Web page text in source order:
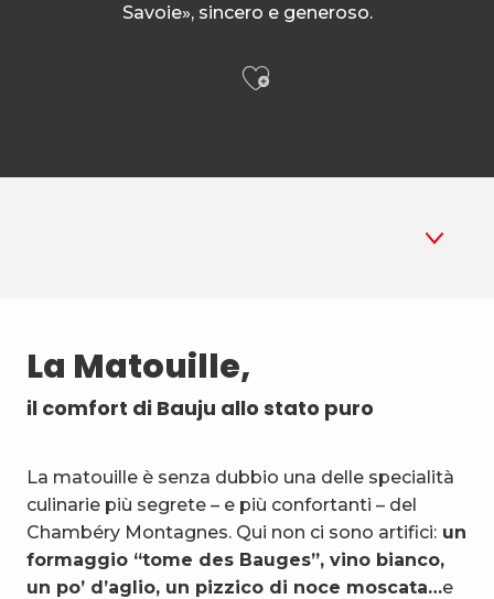
Savoie», sincero e generoso.
Ajouter aux
2
4 Il Vermouth
La Matouille,
il comfort di Bauju allo stato puro
La matouille è senza dubbio una delle specialità
culinarie più segrete – e più confortanti – del
Chambéry Montagnes. Qui non ci sono artifici: un
formaggio “tome des Bauges”, vino bianco,
un po’ d’aglio, un pizzico di noce moscata…e